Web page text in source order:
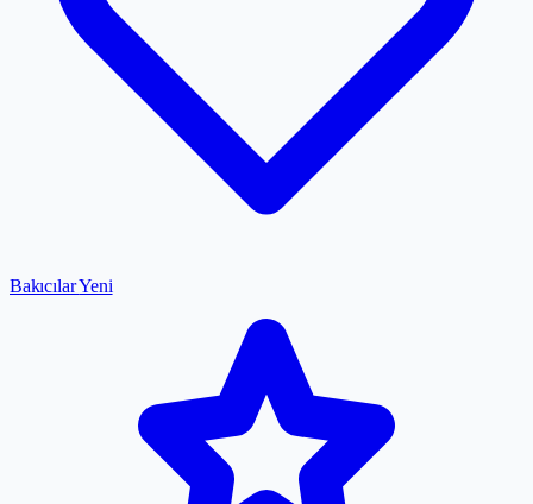
BakıcılarYeni